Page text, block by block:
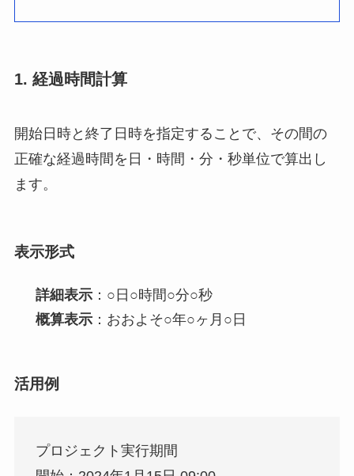
1. 経過時間計算
開始日時と終了日時を指定することで、その間の
正確な経過時間を日・時間・分・秒単位で算出し
ます。
表示形式
詳細表示：○日○時間○分○秒
概算表示：おおよそ○年○ヶ月○日
活用例
プロジェクト実行期間